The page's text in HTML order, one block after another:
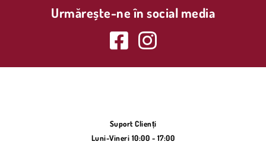
Urmărește-ne în social media
Suport Clienți
Luni-Vineri 10:00 - 17:00